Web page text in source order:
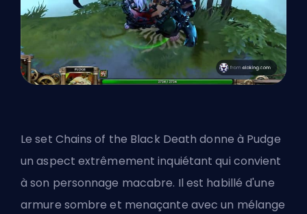
Le set Chains of the Black Death donne à Pudge
un aspect extrêmement inquiétant qui convient
à son personnage macabre. Il est habillé d'une
armure sombre et menaçante avec un mélange